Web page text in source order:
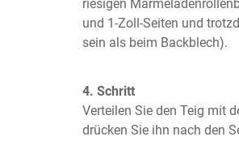
riesigen
und 1-Zoll-Seiten und
sein als beim Backblech).
4. Schritt
Verteilen Sie den Teig mit
drücken Sie ihn nach den